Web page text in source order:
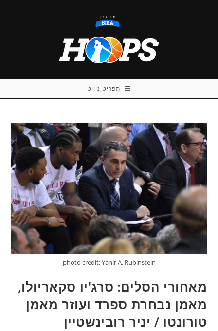
תפריט ניווט
photo credit: Yanir A. Rubinstein
מאחורי הסלים: סרג'יו סקאריולו,
מאמן נבחרת ספרד ועוזר מאמן
טורונטו / יניר רובינשטיין